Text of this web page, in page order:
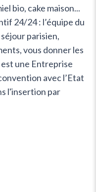
bio, cake maison...
24/24 : l’équipe du
parisien,
vous donner les
une Entreprise
avec l’Etat
l'insertion par